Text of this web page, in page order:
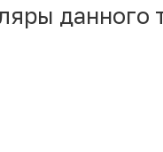
данного